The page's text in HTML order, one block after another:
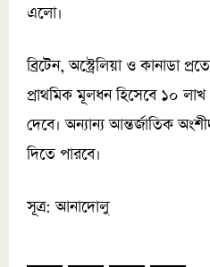
এলো।
ব্রিটেন, অস্ট্রেলিয়া ও কানাডা
প্রাথমিক মূলধন হিসেবে ১০
দেবে। অন্যান্য আন্তর্জাতিক
দিতে পারবে।
সূত্র: আনাদোলু